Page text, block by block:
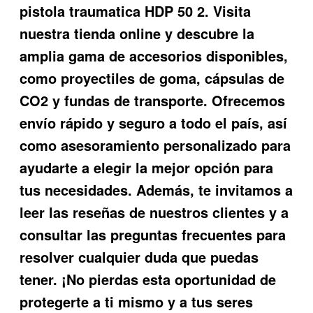
pistola traumatica HDP 50 2. Visita
nuestra tienda online y descubre la
amplia gama de accesorios disponibles,
como proyectiles de goma, cápsulas de
CO2 y fundas de transporte. Ofrecemos
envío rápido y seguro a todo el país, así
como asesoramiento personalizado para
ayudarte a elegir la mejor opción para
tus necesidades. Además, te invitamos a
leer las reseñas de nuestros clientes y a
consultar las preguntas frecuentes para
resolver cualquier duda que puedas
tener. ¡No pierdas esta oportunidad de
protegerte a ti mismo y a tus seres